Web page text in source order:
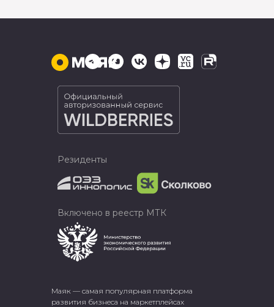
Маяк — самая популярная платформа
развития бизнеса на маркетплейсах
Резиденты
Включено в реестр МТК